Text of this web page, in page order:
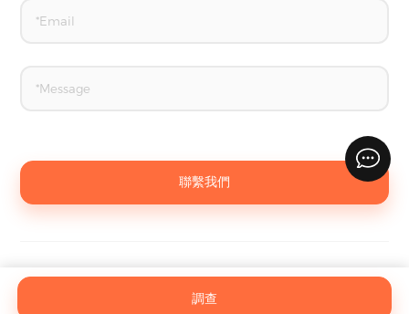
聯繫我們
臨沂易力寶家居用品有限公司有限公司。©All Rights Reserved
sitemap.html
調查